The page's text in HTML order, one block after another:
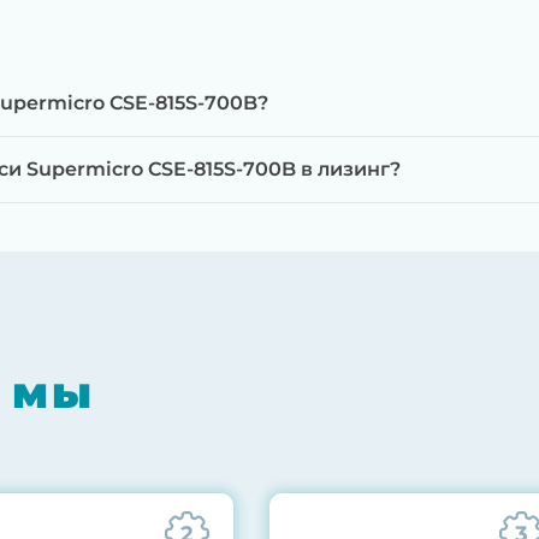
на специализированном оборудовании с
нагрузкой в течение 72 часов для проверки
CSE-815S-700B?
CSE-815S-700B в лизинг?
мы
2 3